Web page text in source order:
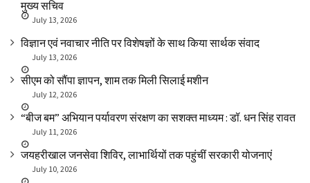
मुख्य सचिव
July 13, 2026
विज्ञान एवं नवाचार नीति पर विशेषज्ञों के साथ किया सार्थक संवाद
July 13, 2026
सीएम को सौंपा ज्ञापन, शाम तक मिली सिलाई मशीन
July 12, 2026
“बीज बम” अभियान पर्यावरण संरक्षण का सशक्त माध्यम : डॉ. धन सिंह रावत
July 11, 2026
जयहरीखाल जनसेवा शिविर, लाभार्थियों तक पहुंचीं सरकारी योजनाएं
July 10, 2026